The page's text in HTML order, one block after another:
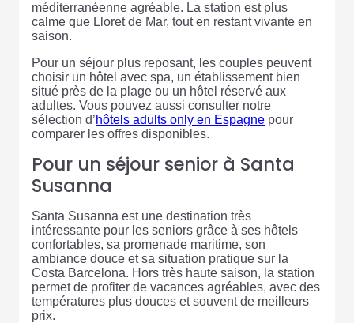
méditerranéenne agréable. La station est plus
calme que Lloret de Mar, tout en restant vivante en
saison.
Pour un séjour plus reposant, les couples peuvent
choisir un hôtel avec spa, un établissement bien
situé près de la plage ou un hôtel réservé aux
adultes. Vous pouvez aussi consulter notre
sélection d’hôtels adults only en Espagne pour
comparer les offres disponibles.
Pour un séjour senior à Santa
Susanna
Santa Susanna est une destination très
intéressante pour les seniors grâce à ses hôtels
confortables, sa promenade maritime, son
ambiance douce et sa situation pratique sur la
Costa Barcelona. Hors très haute saison, la station
permet de profiter de vacances agréables, avec des
températures plus douces et souvent de meilleurs
prix.